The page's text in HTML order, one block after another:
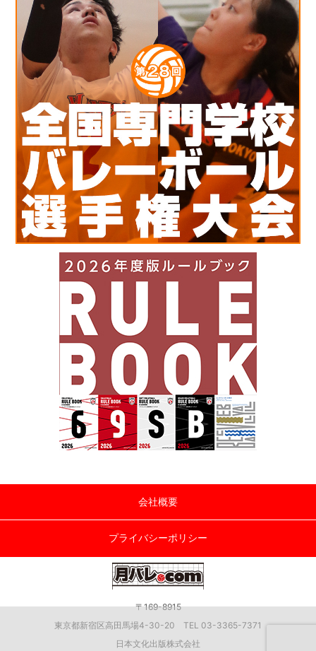
会社概要
プライバシーポリシー
〒169-8915
東京都新宿区高田馬場4-30-20 TEL 03-3365-7371
日本文化出版株式会社